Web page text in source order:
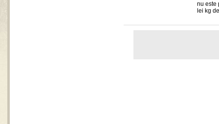
nu este
lei kg